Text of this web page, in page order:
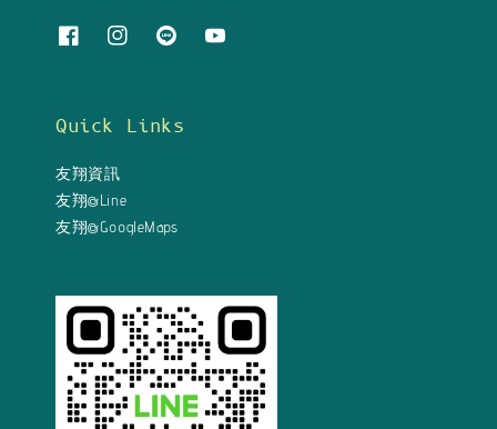
Quick Links
友翔資訊
友翔@Line
友翔@GoogleMaps